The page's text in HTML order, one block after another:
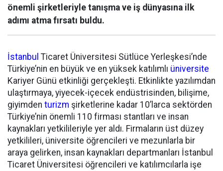
önemli şirketleriyle tanışma ve iş dünyasına ilk
adımı atma fırsatı buldu.
İstanbul Ticaret Üniversitesi Sütlüce Yerleşkesi’nde
Türkiye’nin en büyük ve en yüksek katılımlı üniversite
Kariyer Günü etkinliği gerçekleşti. Etkinlikte yazılımdan
ulaştırmaya, yiyecek-içecek endüstrisinden, bilişime,
giyimden turizm şirketlerine kadar 10’larca sektörden
Türkiye’nin önemli 110 firması stantları ve insan
kaynakları yetkilileriyle yer aldı. Firmaların üst düzey
yetkilileri, üniversite öğrencileri ve mezunlarla bir
araya gelirken, insan kaynakları departmanları İstanbul
Ticaret Üniversitesi öğrencileri ve katılımcılarla işe